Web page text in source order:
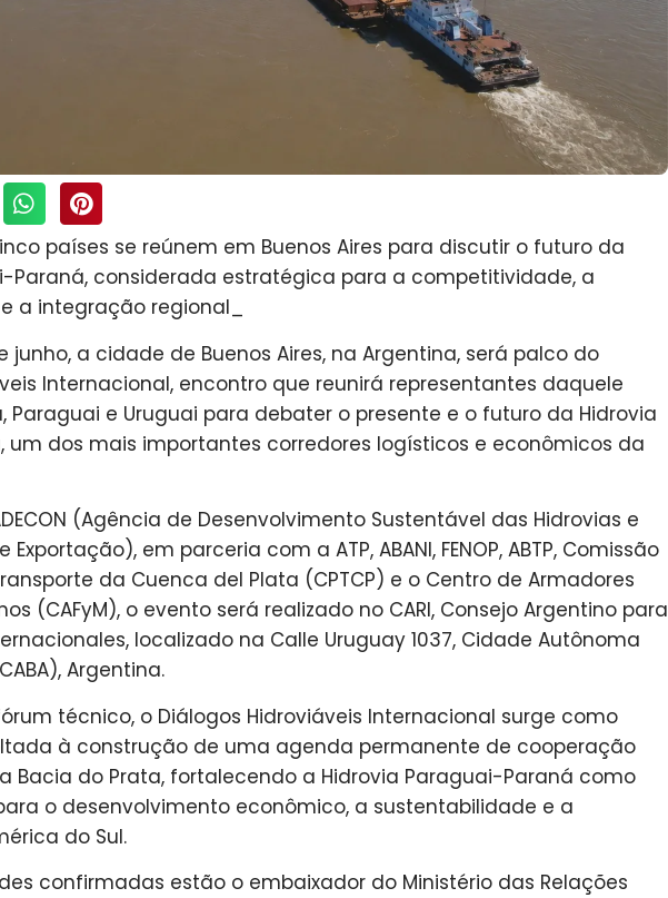
países se reúnem em Buenos Aires para discutir o futuro da
Paraná, considerada estratégica para a competitividade, a
a integração regional_
junho, a cidade de Buenos Aires, na Argentina, será palco do
Internacional, encontro que reunirá representantes daquele
Paraguai e Uruguai para debater o presente e o futuro da Hidrovia
um dos mais importantes corredores logísticos e econômicos da
(Agência de Desenvolvimento Sustentável das Hidrovias e
em parceria com a ATP, ABANI, FENOP, ABTP, Comissão
da Cuenca del Plata (CPTCP) e o Centro de Armadores
(CAFyM), o evento será realizado no CARI, Consejo Argentino para
localizado na Calle Uruguay 1037, Cidade Autônoma
Argentina.
técnico, o Diálogos Hidroviáveis Internacional surge como
à construção de uma agenda permanente de cooperação
Bacia do Prata, fortalecendo a Hidrovia Paraguai-Paraná como
o desenvolvimento econômico, a sustentabilidade e a
do Sul.
confirmadas estão o embaixador do Ministério das Relações